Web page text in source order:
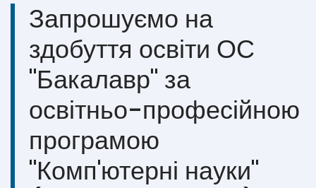
Запрошуємо на
здобуття освіти ОС
"Бакалавр" за
освітньо-професійною
програмою
"Комп'ютерні науки"